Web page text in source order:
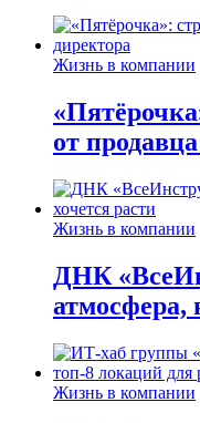
Жизнь в компании
от
Жизнь в компании
ДНК
атмосфера,
Жизнь в компании